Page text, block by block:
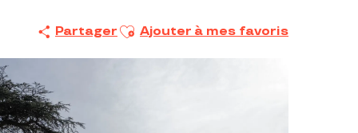
Partager Ajouter aux favoris
Ajouter à mes favoris